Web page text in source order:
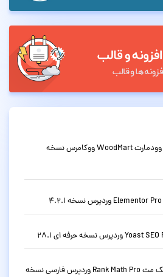
قالب فروشگاهی چندمنظوره وودمارت WoodMart ووکامرس نسخه
دانلود افزونه سئو حرفه ای رنک مث Rank Math Pro وردپرس فارسی نسخه